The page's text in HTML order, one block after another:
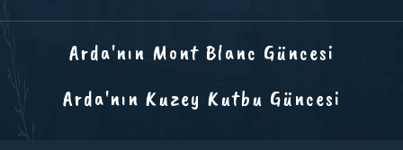
Arda'nın Mont Blanc Güncesi
Arda'nın Kuzey Kutbu Güncesi